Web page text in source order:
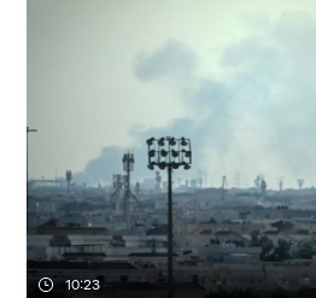
10:23